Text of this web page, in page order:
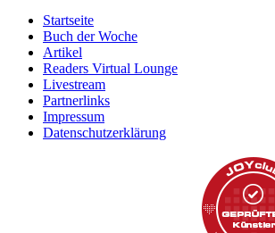
Startseite
Buch der Woche
Artikel
Readers Virtual Lounge
Livestream
Partnerlinks
Impressum
Datenschutzerklärung